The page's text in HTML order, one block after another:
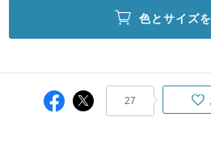
色とサイズ
27